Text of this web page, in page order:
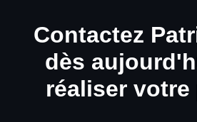
Contactez
dès
réaliser votre